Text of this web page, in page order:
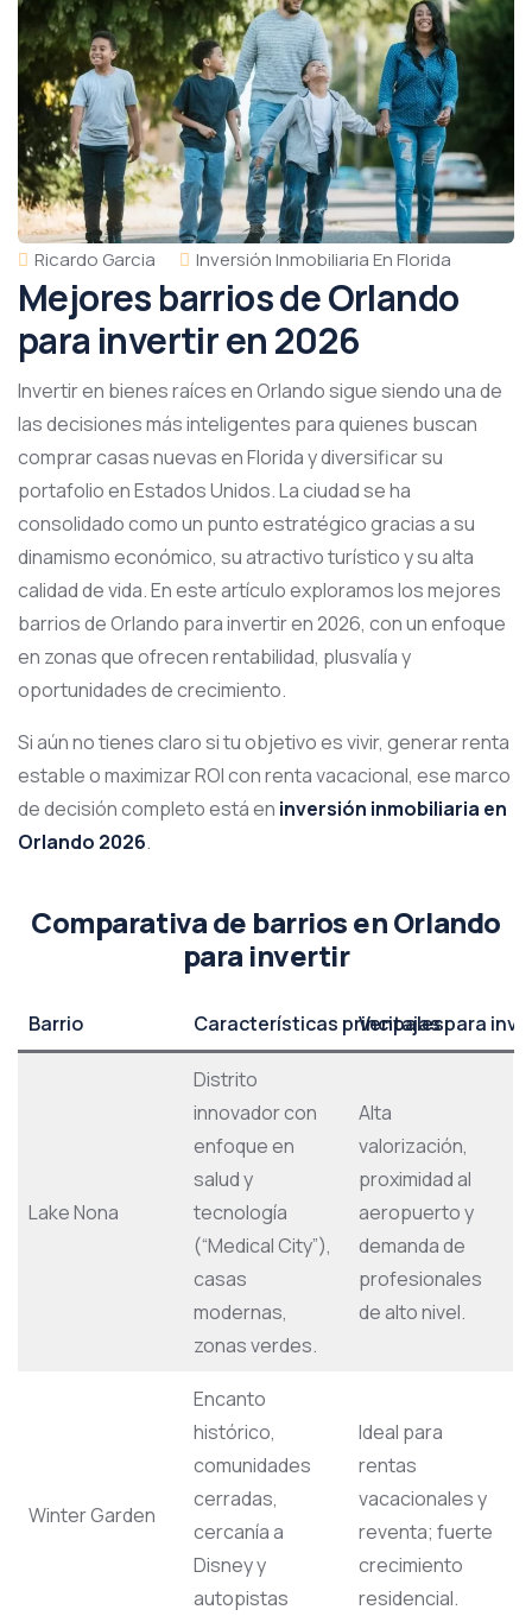
Ricardo Garcia Inversión Inmobiliaria En Florida
Mejores barrios de Orlando
para invertir en 2026
Invertir en bienes raíces en Orlando sigue siendo una de
las decisiones más inteligentes para quienes buscan
comprar casas nuevas en Florida y diversificar su
portafolio en Estados Unidos. La ciudad se ha
consolidado como un punto estratégico gracias a su
dinamismo económico, su atractivo turístico y su alta
calidad de vida. En este artículo exploramos los mejores
barrios de Orlando para invertir en 2026, con un enfoque
en zonas que ofrecen rentabilidad, plusvalía y
oportunidades de crecimiento.
Si aún no tienes claro si tu objetivo es vivir, generar renta
estable o maximizar ROI con renta vacacional, ese marco
de decisión completo está en inversión inmobiliaria en
Orlando 2026.
Comparativa de barrios en Orlando
para invertir
Barrio Características principales
Ventajas para
Lake Nona
Distrito
innovador con
enfoque en
salud y
tecnología
(“Medical City”),
casas
modernas,
zonas verdes.
Alta
valorización,
proximidad al
aeropuerto y
demanda de
profesionales
de alto nivel.
Winter Garden
Encanto
histórico,
comunidades
cerradas,
cercanía a
Disney y
autopistas
Ideal para
rentas
vacacionales y
reventa; fuerte
crecimiento
residencial.